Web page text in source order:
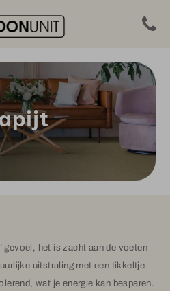
gevoel, het is zacht aan de voeten
uitstraling met een tikkeltje
wat je energie kan besparen.